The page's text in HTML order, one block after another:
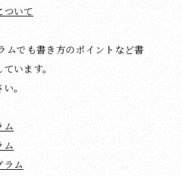
ついて
でも書き方のポイントなど書
います。
。
ム
ム
ラム